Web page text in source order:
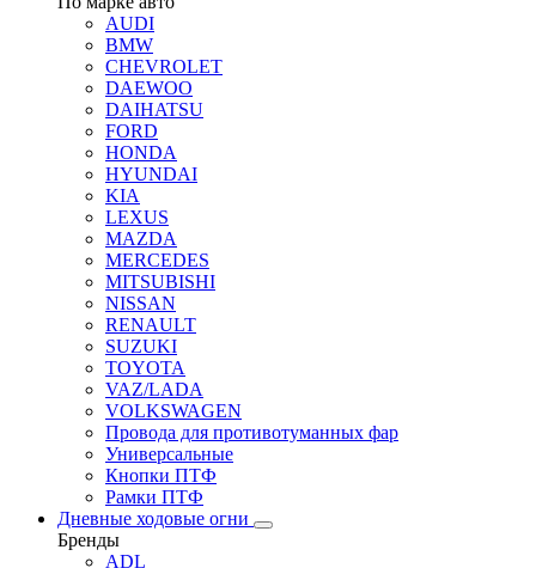
AUDI
BMW
CHEVROLET
DAEWOO
DAIHATSU
FORD
HONDA
HYUNDAI
KIA
LEXUS
MAZDA
MERCEDES
MITSUBISHI
NISSAN
RENAULT
SUZUKI
TOYOTA
VAZ/LADA
VOLKSWAGEN
Провода для противотуманных фар
Универсальные
Кнопки ПТФ
Рамки ПТФ
Дневные ходовые огни
Бренды
ADL